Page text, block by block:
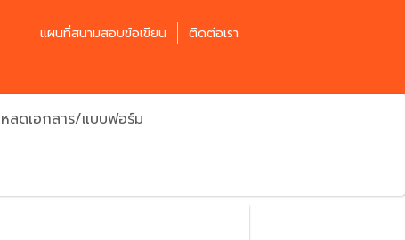
แผนที่สนามสอบข้อเขียน ติดต่อเรา
หลดเอกสาร/แบบฟอร์ม